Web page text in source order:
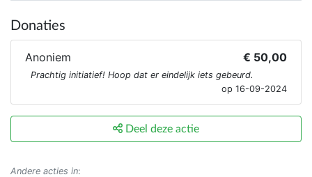
Donaties
Anoniem € 50,00
Prachtig initiatief! Hoop dat er eindelijk iets gebeurd.
op 16-09-2024
Deel deze actie
Andere acties in: